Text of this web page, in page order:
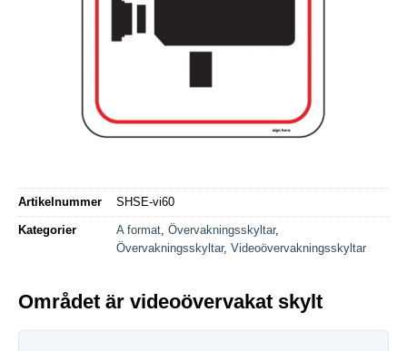
Artikelnummer SHSE-vi60
Kategorier A format Övervakningsskyltar,
Övervakningsskyltar, Videoövervakningsskyltar
Området är videoövervakat skylt